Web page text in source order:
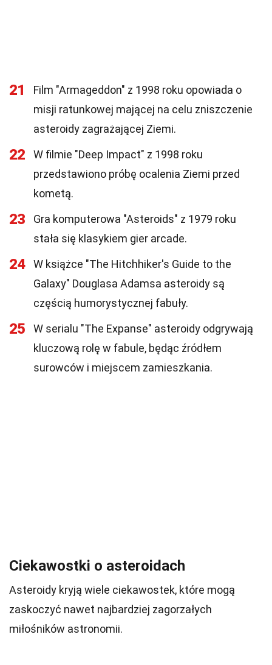
21
Film "Armageddon" z 1998 roku opowiada o
misji ratunkowej mającej na celu zniszczenie
asteroidy zagrażającej Ziemi.
22
W filmie "Deep Impact" z 1998 roku
przedstawiono próbę ocalenia Ziemi przed
kometą.
23
Gra komputerowa "Asteroids" z 1979 roku
stała się klasykiem gier arcade.
24
W książce "The Hitchhiker's Guide to the
Galaxy" Douglasa Adamsa asteroidy są
częścią humorystycznej fabuły.
25
W serialu "The Expanse" asteroidy odgrywają
kluczową rolę w fabule, będąc źródłem
surowców i miejscem zamieszkania.
Ciekawostki o asteroidach
Asteroidy kryją wiele ciekawostek, które mogą
zaskoczyć nawet najbardziej zagorzałych
miłośników astronomii.